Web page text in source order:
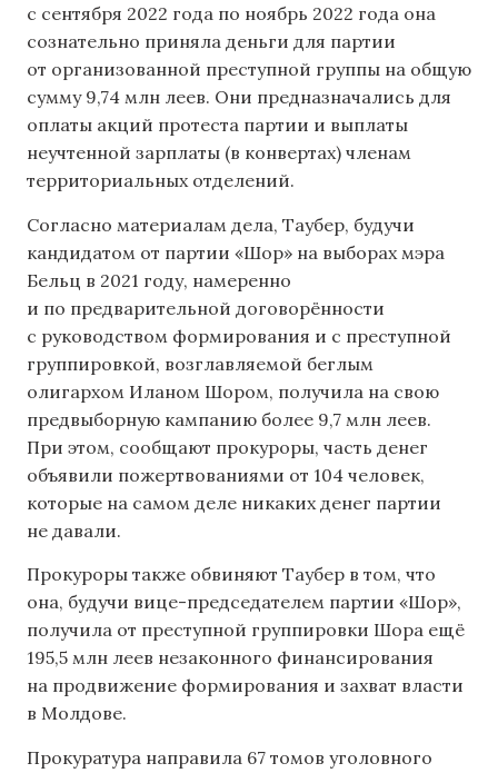
с сентября 2022 года по ноябрь 2022 года она
сознательно приняла деньги для партии
от организованной преступной группы на общую
сумму 9,74 млн леев. Они предназначались для
оплаты акций протеста партии и выплаты
неучтенной зарплаты (в конвертах) членам
территориальных отделений.
Согласно материалам дела, Таубер, будучи
кандидатом от партии «Шор» на выборах мэра
Бельц в 2021 году, намеренно
и по предварительной договорённости
с руководством формирования и с преступной
группировкой, возглавляемой беглым
олигархом Иланом Шором, получила на свою
предвыборную кампанию более 9,7 млн леев.
При этом, сообщают прокуроры, часть денег
объявили пожертвованиями от 104 человек,
которые на самом деле никаких денег партии
не давали.
Прокуроры также обвиняют Таубер в том, что
она, будучи вице-председателем партии «Шор»,
получила от преступной группировки Шора ещё
195,5 млн леев незаконного финансирования
на продвижение формирования и захват власти
в Молдове.
Прокуратура направила 67 томов уголовного